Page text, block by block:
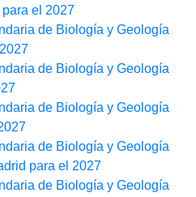
el 2027
de Biología y Geología
de Biología y Geología
de Biología y Geología
de Biología y Geología
para el 2027
de Biología y Geología